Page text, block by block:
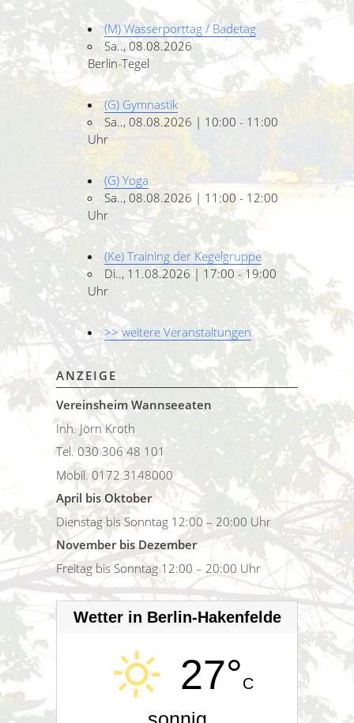
(M) Wasserporttag / Badetag
Sa.., 08.08.2026
Berlin-Tegel
(G) Gymnastik
Sa.., 08.08.2026 | 10:00 - 11:00
Uhr
(G) Yoga
Sa.., 08.08.2026 | 11:00 - 12:00
Uhr
(Ke) Training der Kegelgruppe
Di.., 11.08.2026 | 17:00 - 19:00
Uhr
>> weitere Veranstaltungen
ANZEIGE
Vereinsheim Wannseeaten
Inh. Jörn Kroth
Tel. 030 306 48 101
Mobil. 0172 3148000
April bis Oktober
Dienstag bis Sonntag 12:00 – 20:00 Uhr
November bis Dezember
Freitag bis Sonntag 12:00 – 20:00 Uhr
Wetter in Berlin-Hakenfelde
27°C